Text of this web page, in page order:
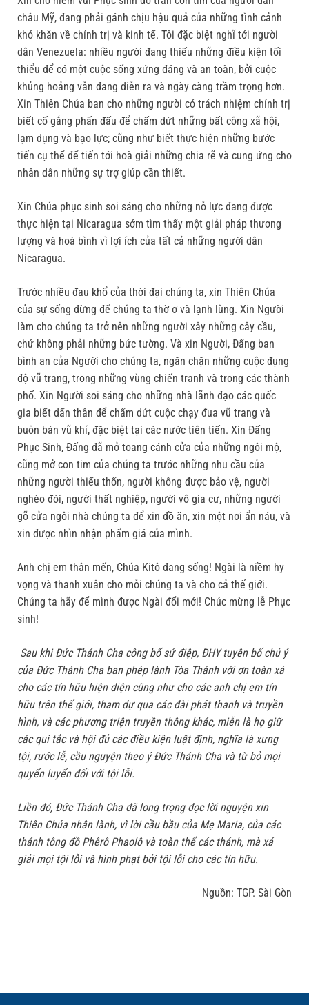
châu Mỹ, đang phải gánh chịu hậu quả của những tình cảnh
khó khăn về chính trị và kinh tế. Tôi đặc biệt nghĩ tới người
dân Venezuela: nhiều người đang thiếu những điều kiện tối
thiểu để có một cuộc sống xứng đáng và an toàn, bởi cuộc
khủng hoảng vẫn đang diễn ra và ngày càng trầm trọng hơn.
Xin Thiên Chúa ban cho những người có trách nhiệm chính trị
biết cố gắng phấn đấu để chấm dứt những bất công xã hội,
lạm dụng và bạo lực; cũng như biết thực hiện những bước
tiến cụ thể để tiến tới hoà giải những chia rẽ và cung ứng cho
nhân dân những sự trợ giúp cần thiết.
Xin Chúa phục sinh soi sáng cho những nỗ lực đang được
thực hiện tại Nicaragua sớm tìm thấy một giải pháp thương
lượng và hoà bình vì lợi ích của tất cả những người dân
Nicaragua.
Trước nhiều đau khổ của thời đại chúng ta, xin Thiên Chúa
của sự sống đừng để chúng ta thờ ơ và lạnh lùng. Xin Người
làm cho chúng ta trở nên những người xây những cây cầu,
chứ không phải những bức tường. Và xin Người, Đấng ban
bình an của Người cho chúng ta, ngăn chặn những cuộc đụng
độ vũ trang, trong những vùng chiến tranh và trong các thành
phố. Xin Người soi sáng cho những nhà lãnh đạo các quốc
gia biết dấn thân để chấm dứt cuộc chạy đua vũ trang và
buôn bán vũ khí, đặc biệt tại các nước tiên tiến. Xin Đấng
Phục Sinh, Đấng đã mở toang cánh cửa của những ngôi mộ,
cũng mở con tim của chúng ta trước những nhu cầu của
những người thiếu thốn, người không được bảo vệ, người
nghèo đói, người thất nghiệp, người vô gia cư, những người
gõ cửa ngôi nhà chúng ta để xin đồ ăn, xin một nơi ẩn náu, và
xin được nhìn nhận phẩm giá của mình.
Anh chị em thân mến, Chúa Kitô đang sống! Ngài là niềm hy
vọng và thanh xuân cho mỗi chúng ta và cho cả thế giới.
Chúng ta hãy để mình được Ngài đổi mới! Chúc mừng lễ Phục
sinh!
Sau khi Đức Thánh Cha công bố sứ điệp, ĐHY tuyên bố chủ ý
của Đức Thánh Cha ban phép lành Tòa Thánh với ơn toàn xá
cho các tín hữu hiện diện cũng như cho các anh chị em tín
hữu trên thế giới, tham dự qua các đài phát thanh và truyền
hình, và các phương triện truyền thông khác, miễn là họ giữ
các qui tắc và hội đủ các điều kiện luật định, nghĩa là xưng
tội, rước lễ, cầu nguyện theo ý Đức Thánh Cha và từ bỏ mọi
quyến luyến đối với tội lỗi.
Liền đó, Đức Thánh Cha đã long trọng đọc lời nguyện xin
Thiên Chúa nhân lành, vì lời cầu bầu của Mẹ Maria, của các
thánh tông đồ Phêrô Phaolô và toàn thể các thánh, mà xá
giải mọi tội lỗi và hình phạt bởi tội lỗi cho các tín hữu.
Nguồn: TGP. Sài Gòn